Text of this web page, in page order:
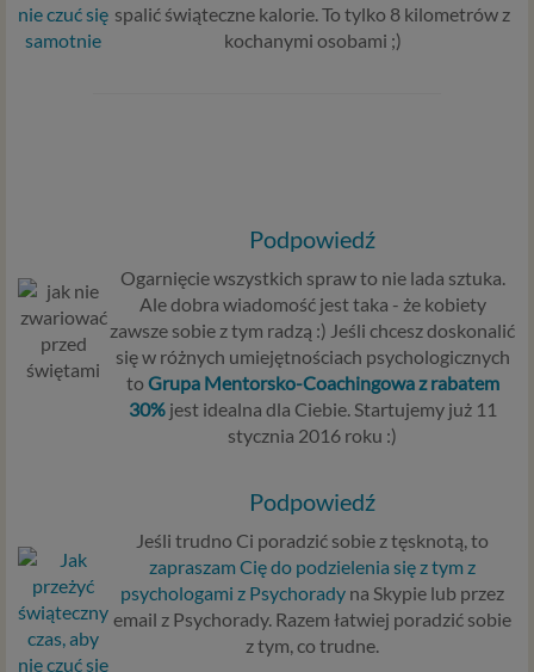
spalić świąteczne kalorie. To tylko 8 kilometrów z
kochanymi osobami ;)
Podpowiedź
Ogarnięcie wszystkich spraw to nie lada sztuka.
Ale dobra wiadomość jest taka - że kobiety
zawsze sobie z tym radzą :) Jeśli chcesz doskonalić
się w różnych umiejętnościach psychologicznych
to Grupa Mentorsko-Coachingowa z rabatem
30%jest idealna dla Ciebie. Startujemy już 11
stycznia 2016 roku :)
Podpowiedź
Jeśli trudno Ci poradzić sobie z tęsknotą, to
zapraszam Cię do podzielenia się z tym z
psychologami z Psychorady na Skypie lub przez
email z Psychorady. Razem łatwiej poradzić sobie
z tym, co trudne.